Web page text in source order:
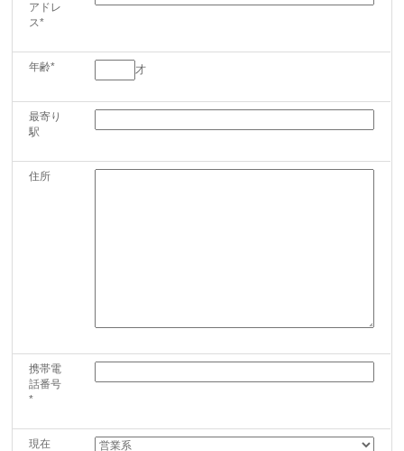
アドレ
ス*
年齢* 才
最寄り
駅
住所
携帯電
話番号
*
現在